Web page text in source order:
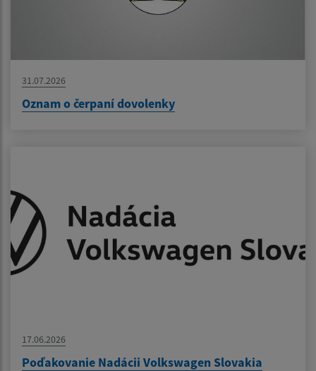
31.07.2026
Oznam o čerpaní dovolenky
17.06.2026
Poďakovanie Nadácii Volkswagen Slovakia